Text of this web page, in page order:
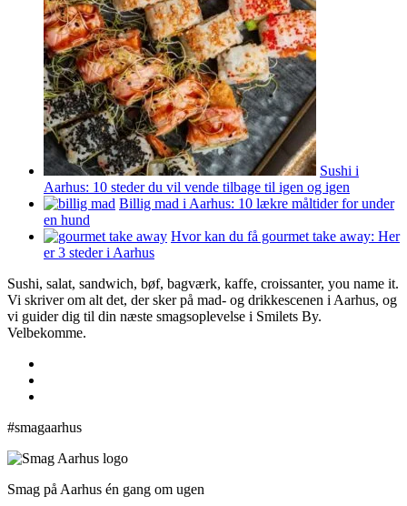
Sushi i
Aarhus: 10 steder du vil vende tilbage til igen og igen
Billig mad i Aarhus: 10 lækre måltider for under
en hund
Hvor kan du få gourmet take away: Her
er 3 steder i Aarhus
Sushi, salat, sandwich, bøf, bagværk, kaffe, croissanter, you name it.
Vi skriver om alt det, der sker på mad- og drikkescenen i Aarhus, og
vi guider dig til din næste smagsoplevelse i Smilets By.
Velbekomme.
#smagaarhus
Smag på Aarhus én gang om ugen